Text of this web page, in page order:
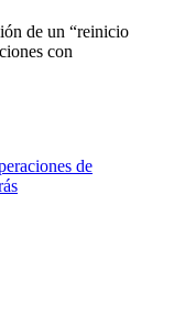
de un “reinicio
con